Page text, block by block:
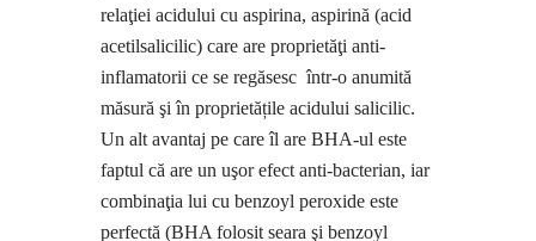
relaţiei acidului cu aspirina, aspirină (acid
acetilsalicilic) care are proprietăţi anti-
inflamatorii ce se regăsesc într-o anumită
măsură şi în proprietățile acidului salicilic.
Un alt avantaj pe care îl are BHA-ul este
faptul că are un uşor efect anti-bacterian, iar
combinaţia lui cu benzoyl peroxide este
perfectă (BHA folosit seara şi benzoyl